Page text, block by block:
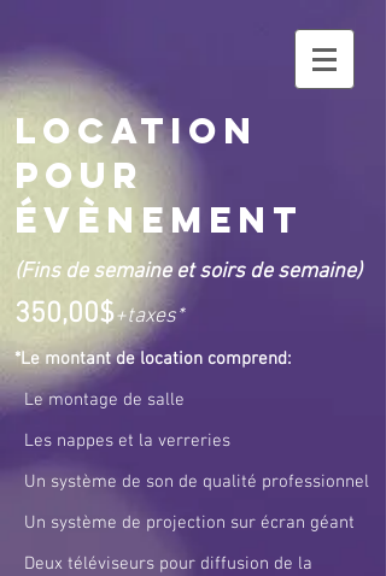
Location
pour
évènement
(Fins de semaine et soirs de semaine)
350,00$+taxes*
*Le montant de location comprend:
Le montage de salle
Les nappes et la verreries
Un système de son de qualité professionnel
Un système de projection sur écran géant
Deux téléviseurs pour diffusion de la